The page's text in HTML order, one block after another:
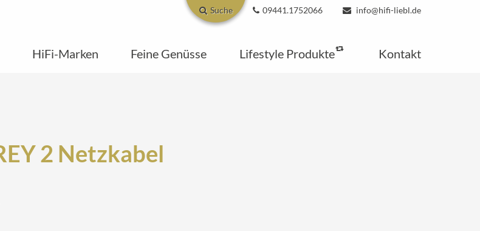
Suche 09441.1752066 info@hifi-liebl.de
HiFi-Marken Feine Genüsse Lifestyle Produkte Kontakt
2 Netzkabel